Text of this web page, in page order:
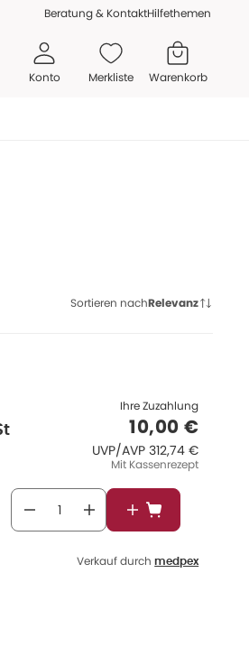
Beratung & KontaktHilfethemen
Konto Merkliste Warenkorb
Sortieren nachRelevanz
Ihre Zuzahlung
10,00 €
UVP/AVP UVP/AVP
312,74 €
Mit Kassenrezept
In den
Verkauf durch medpex